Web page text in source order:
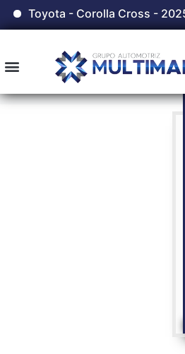
Toyota - Corolla Cross -